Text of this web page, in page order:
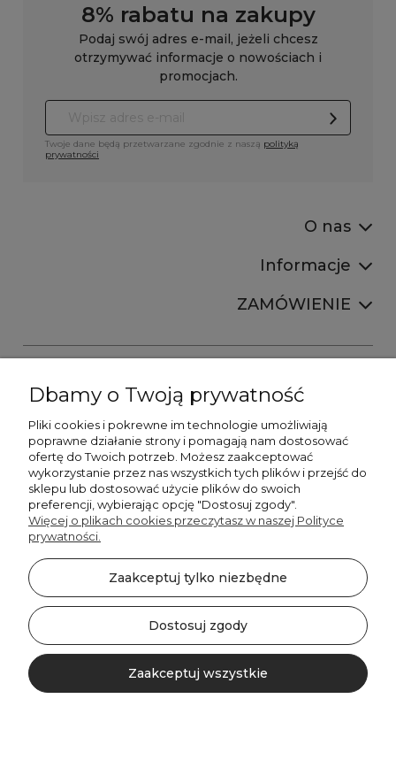
8% rabatu na zakupy
Podaj swój adres e-mail, jeżeli chcesz
otrzymywać informacje o nowościach i
promocjach.
Twoje dane będą przetwarzane zgodnie z naszą polityką
prywatności
O nas
Informacje
ZAMÓWIENIE
+48606673390
sprzedaz@belldecohome.pl
©2026 Wszelkie Prawa Zastrzeżone | BelldecoHome.pl
Flex Minimalist by Ecommercy
Dbamy o Twoją prywatność
Pliki cookies i pokrewne im technologie umożliwiają
poprawne działanie strony i pomagają nam dostosować
ofertę do Twoich potrzeb. Możesz zaakceptować
wykorzystanie przez nas wszystkich tych plików i przejść do
sklepu lub dostosować użycie plików do swoich
preferencji, wybierając opcję "Dostosuj zgody".
Więcej o plikach cookies przeczytasz w naszej Polityce
prywatności.
Zaakceptuj tylko niezbędne
Dostosuj zgody
Zaakceptuj wszystkie
Zapisz się do naszego newslettera i zgarnij 8% rabatu!
zaznacz pola
Akceptuję regulamin newslettera
Akceptuję politykę prywatności
SUBSKRYBUJ!